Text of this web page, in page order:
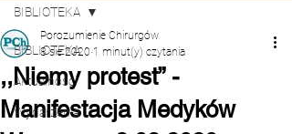
BIBLIOTEKA
Aktualności
Wydarzenia
BIBLIOTEKA
,,Niemy protest” -
Manifestacja Medyków
Porozumienie Chirurgów
8 sie 2020 1 minut(y) czytania